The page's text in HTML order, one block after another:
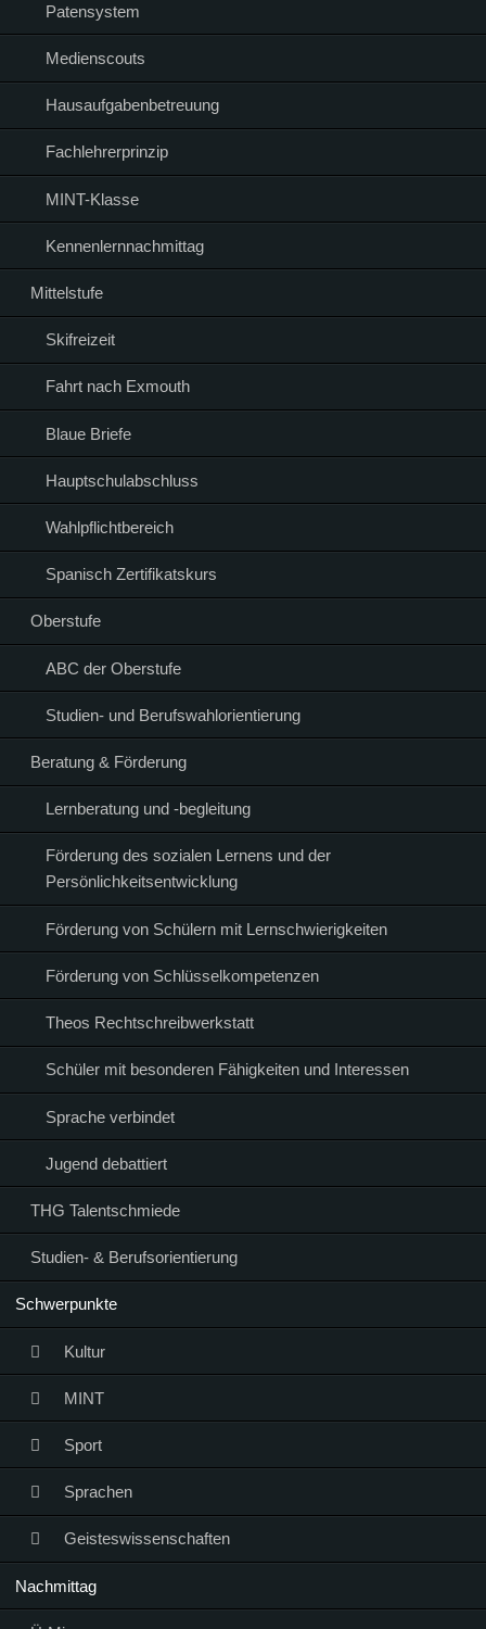
Patensystem
Medienscouts
Hausaufgabenbetreuung
Fachlehrerprinzip
MINT-Klasse
Kennenlernnachmittag
Mittelstufe
Skifreizeit
Fahrt nach Exmouth
Blaue Briefe
Hauptschulabschluss
Wahlpflichtbereich
Spanisch Zertifikatskurs
Oberstufe
ABC der Oberstufe
Studien- und Berufswahlorientierung
Beratung & Förderung
Lernberatung und -begleitung
Förderung des sozialen Lernens und der
Persönlichkeitsentwicklung
Förderung von Schülern mit Lernschwierigkeiten
Förderung von Schlüsselkompetenzen
Theos Rechtschreibwerkstatt
Schüler mit besonderen Fähigkeiten und Interessen
Sprache verbindet
Jugend debattiert
THG Talentschmiede
Studien- & Berufsorientierung
Schwerpunkte
Kultur
MINT
Sport
Sprachen
Geisteswissenschaften
Nachmittag